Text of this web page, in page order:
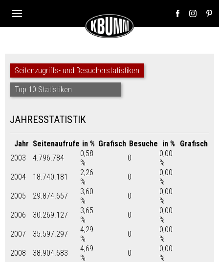
Seitenzugriffs- und Besucherstatistiken
Top 10 Statistiken
JAHRESSTATISTIK
Jahr Seitenaufrufe in % Grafisch Besuche in %
Grafisch
2003
4.796.784
0,58
%
0
0,00
%
2004
18.740.181
2,26
%
0
0,00
%
2005
29.874.657
3,60
%
0
0,00
%
2006
30.269.127
3,65
%
0
0,00
%
2007
35.597.297
4,29
%
0
0,00
%
2008
38.904.683
4,69
%
0
0,00
%